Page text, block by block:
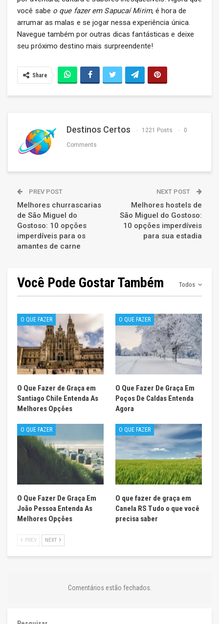
você sabe o que fazer em Sapucaí Mirim, é hora de
arrumar as malas e se jogar nessa experiência única.
Navegue também por outras dicas fantásticas e deixe
seu próximo destino mais surpreendente!
Share
Destinos Certos 1221 Posts 0
Comments
PREV POST
Melhores churrascarias
de São Miguel do
Gostoso: 10 opções
imperdíveis para os
amantes de carne
NEXT POST
Melhores hostels de
São Miguel do Gostoso:
10 opções imperdíveis
para sua estadia
Todos
Você Pode Gostar Também
O QUE FAZER
O Que Fazer de Graça em
Santiago Chile Entenda As
Melhores Opções
O QUE FAZER
O Que Fazer De Graça Em
Poços De Caldas Entenda
Agora
O QUE FAZER
O Que Fazer De Graça Em
João Pessoa Entenda As
Melhores Opções
O QUE FAZER
O que fazer de graça em
Canela RS Tudo o que você
precisa saber
PREV NEXT
Comentários estão fechados.